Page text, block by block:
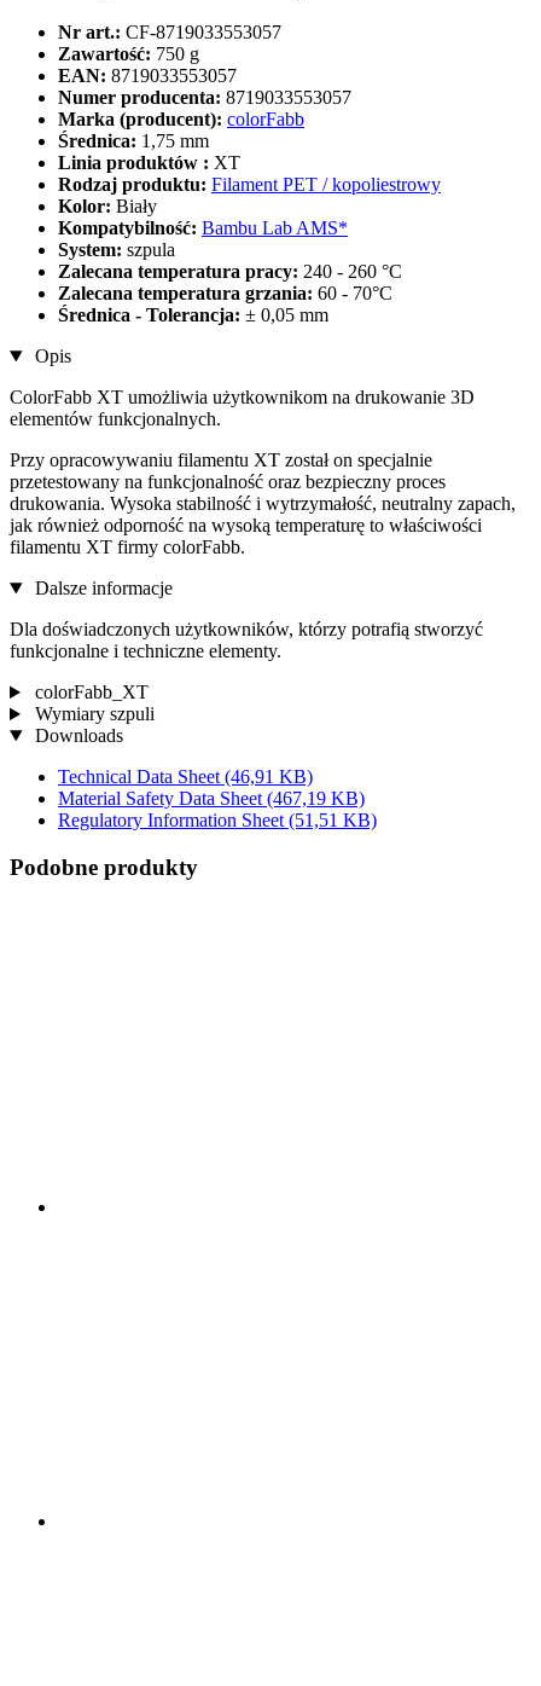
Nr art.: CF-8719033553057
Zawartość: 750 g
EAN: 8719033553057
Numer producenta: 8719033553057
Marka (producent): colorFabb
Średnica: 1,75 mm
Linia produktów : XT
Rodzaj produktu: Filament PET / kopoliestrowy
Kolor: Biały
Kompatybilność: Bambu Lab AMS*
System: szpula
Zalecana temperatura pracy: 240 - 260 °C
Zalecana temperatura grzania: 60 - 70°C
Średnica - Tolerancja: ± 0,05 mm
Opis
ColorFabb XT umożliwia użytkownikom na drukowanie 3D
elementów funkcjonalnych.
Przy opracowywaniu filamentu XT został on specjalnie
przetestowany na funkcjonalność oraz bezpieczny proces
drukowania. Wysoka stabilność i wytrzymałość, neutralny zapach,
jak również odporność na wysoką temperaturę to właściwości
filamentu XT firmy colorFabb.
Dalsze informacje
Dla doświadczonych użytkowników, którzy potrafią stworzyć
funkcjonalne i techniczne elementy.
colorFabb_XT
Wymiary szpuli
Downloads
Technical Data Sheet (46,91 KB)
Material Safety Data Sheet (467,19 KB)
Regulatory Information Sheet (51,51 KB)
Podobne produkty